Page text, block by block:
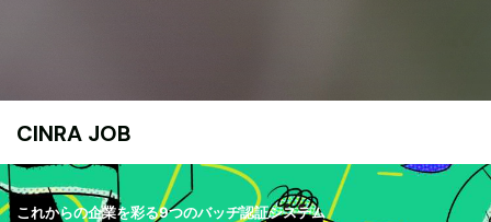
CINRA JOB
これからの企業を彩る9つのバッヂ認証システム